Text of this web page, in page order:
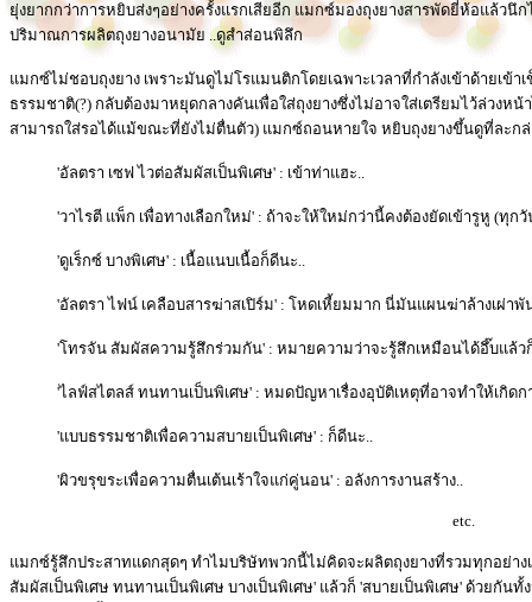
ยุ่งยากกว่าการหยิบส่งๆอย่างครั้งแรกเสียอีก แมกซ์มองถุงยางสารพัดยี่ห้อแล้วนึ
ปริมาณการผลิตถุงยางอนามัย ..ดูสำส่อนพิลึก
แมกซ์ไม่ชอบถุงยาง เพราะมันดูไม่โรแมนติกโดยเฉพาะเวลาที่กำลังเข้าด้ายเข้
ธรรมชาติ(?) กลับต้องมาหยุดกลางคันเพื่อใส่ถุงยางซึ่งไม่อาจใส่เตรียมไว้ล่วง
สามารถใส่รอได้แม้ขณะที่ยังไม่ตื่นตัว) แมกซ์ถอนหายใจ หยิบถุงยางขึ้นดูที่ละกล่
'อัลตรา เซฟ ไวต่อสัมผัสเป็นพิเศษ' : เข้าท่าแฮะ..
'วาไรตี แพ็ก เพื่อทางเลือกใหม่' : ถ้าจะให้ใหม่กว่านี้คงต้องยัดเข้ารูหู (ทุ
'ดูเร็กซ์ บางพิเศษ' : เนื้อแนบเนื้อก็ดีนะ..
'อัลตรา ไฟน์ เคลือบสารฆ่าสเปิร์ม' : โหดเหี้ยมมาก นี่มันแผนฆ่าล้างเผ่า
'โทรจัน สัมผัสความรู้สึกร่วมกัน' : หมายความว่าจะรู้สึกเหมือนได้อึ๊บแล้ว
'ไลฟ์สไตลส์ ทนทานเป็นพิเศษ' : หมดปัญหาเรื่องอุบัติเหตุที่อาจทำให้เกิดก
'แบบธรรมชาติเพื่อความสบายเป็นพิเศษ' : ก็ดีนะ..
'ผิวขรุขระเพื่อความตื่นเต้นเร้าใจแก่คู่นอน' : อลังการงานสร้าง..
etc.
แมกซ์รู้สึกประสาทแดกสุดๆ ทำไมบริษัทพวกนี้ไม่คิดจะผลิตถุงยางที่รวมทุกอย่าง
สัมผัสเป็นพิเศษ ทนทานเป็นพิเศษ บางเป็นพิเศษ' แล้วก็ 'สบายเป็นพิเศษ' ด้วยกั